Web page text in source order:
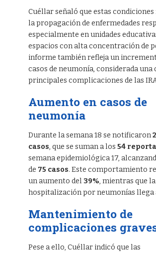
Cuéllar señaló que estas
la propagación de enfermedades
especialmente en unidades
espacios con alta concentración de
informe también refleja un
casos de neumonía, considerada una
principales complicaciones de las
Aumento en casos de
neumonía
Durante la semana 18 se notificaron
casos, que se suman a los 54
semana epidemiológica 17,
de 75 casos. Este comportamiento
un aumento del 39%, mientras que la
hospitalización por neumonías llega
Mantenimiento de
complicaciones
Pese a ello, Cuéllar indicó que las